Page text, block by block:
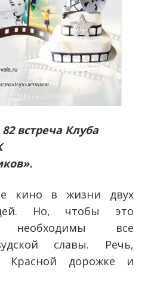
встреча Клуба
кино в жизни двух
Но, чтобы это
необходимы все
славы. Речь,
Красной дорожке и